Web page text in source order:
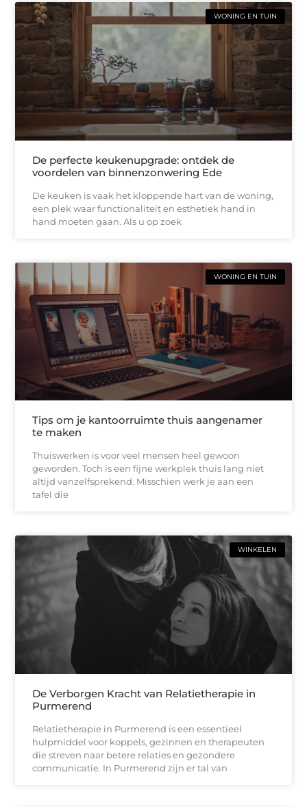
WONING EN TUIN
De perfecte keukenupgrade: ontdek de
voordelen van binnenzonwering Ede
De keuken is vaak het kloppende hart van de woning,
een plek waar functionaliteit en esthetiek hand in
hand moeten gaan. Als u op zoek
WONING EN TUIN
Tips om je kantoorruimte thuis aangenamer
te maken
Thuiswerken is voor veel mensen heel gewoon
geworden. Toch is een fijne werkplek thuis lang niet
altijd vanzelfsprekend. Misschien werk je aan een
tafel die
WINKELEN
De Verborgen Kracht van Relatietherapie in
Purmerend
Relatietherapie in Purmerend is een essentieel
hulpmiddel voor koppels, gezinnen en therapeuten
die streven naar betere relaties en gezondere
communicatie. In Purmerend zijn er tal van